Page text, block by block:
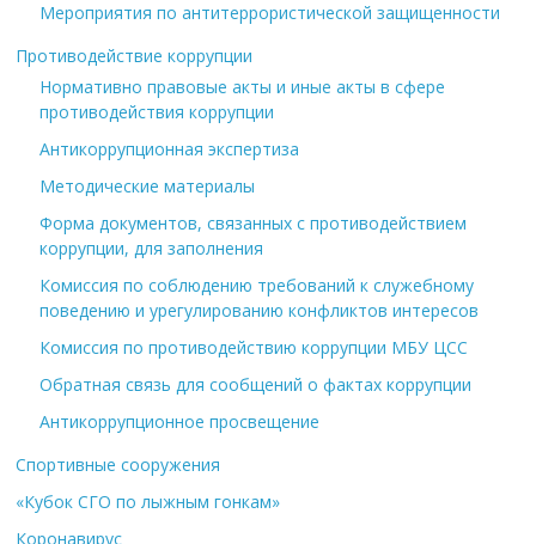
Мероприятия по антитеррористической защищенности
Противодействие коррупции
Нормативно правовые акты и иные акты в сфере
противодействия коррупции
Антикоррупционная экспертиза
Методические материалы
Форма документов, связанных с противодействием
коррупции, для заполнения
Комиссия по соблюдению требований к служебному
поведению и урегулированию конфликтов интересов
Комиссия по противодействию коррупции МБУ ЦСС
Обратная связь для сообщений о фактах коррупции
Антикоррупционное просвещение
Спортивные сооружения
«Кубок СГО по лыжным гонкам»
Коронавирус